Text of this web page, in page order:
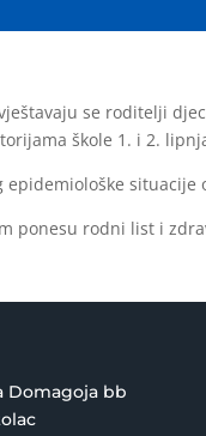
se roditelji
škole 1. i 2.
epidemiološke
ponesu rodni list i
Domagoja bb